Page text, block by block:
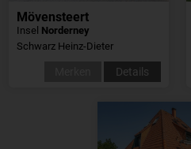
Mövensteert
Insel Norderney
Schwarz Heinz-Dieter
Details